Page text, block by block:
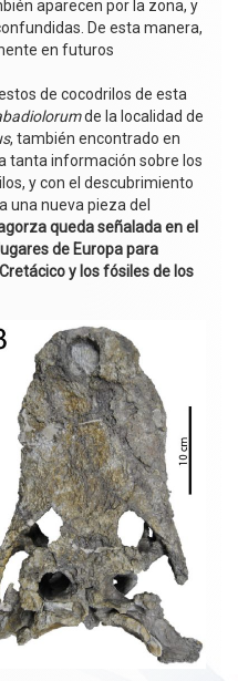
aparecen por la zona, y
De esta manera,
en futuros
de cocodrilos de esta
de la localidad de
, también encontrado en
tanta información sobre los
y con el descubrimiento
una nueva pieza del
queda señalada en el
de Europa para
y los fósiles de los